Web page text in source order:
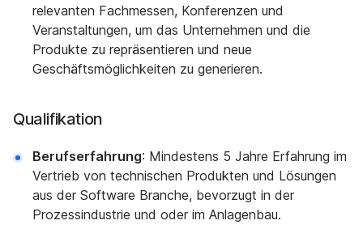
relevanten Fachmessen, Konferenzen und
Veranstaltungen, um das Unternehmen und die
Produkte zu repräsentieren und neue
Geschäftsmöglichkeiten zu generieren.
Qualifikation
Berufserfahrung: Mindestens 5 Jahre Erfahrung im
Vertrieb von technischen Produkten und Lösungen
aus der Software Branche, bevorzugt in der
Prozessindustrie und oder im Anlagenbau.